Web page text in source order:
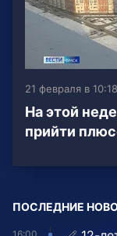
21 февраля в 10:18
На этой
прийти
ПОСЛЕДНИЕ